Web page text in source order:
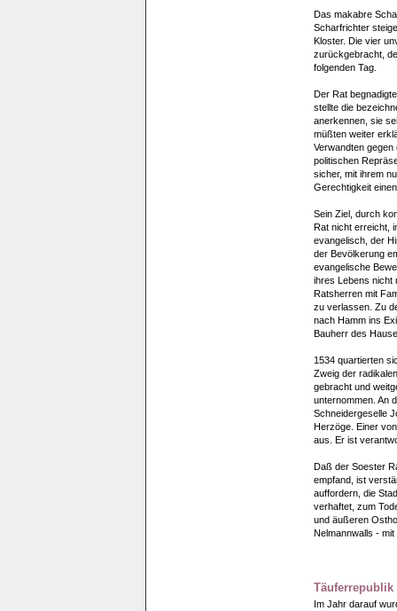
Das makabre
Scharfrichter
Kloster. Die vier
zurückgebracht,
folgenden Tag.
Der Rat
stellte die
anerkennen, sie
müßten weiter
Verwandten
politischen
sicher, mit ihrem
Gerechtigkeit
Sein Ziel, durch
Rat nicht erreicht,
evangelisch, der
der Bevölkerung
evangelische
ihres Lebens nicht
Ratsherren mit
zu verlassen. Zu
nach Hamm ins
Bauherr des
1534 quartierten
Zweig der
gebracht und
unternommen. An
Schneidergeselle
Herzöge. Einer
aus. Er ist
Daß der Soester
empfand, ist
auffordern, die
verhaftet, zum
und äußeren
Nelmannwalls -
Im Jahr darauf